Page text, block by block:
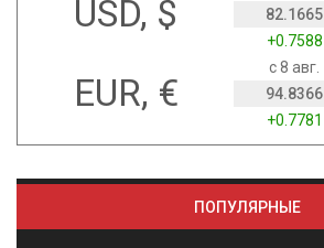
USD, $
82.1665
+0.7588
EUR, €
с 8 авг.
94.8366
+0.7781
ПОПУЛЯРНЫЕ